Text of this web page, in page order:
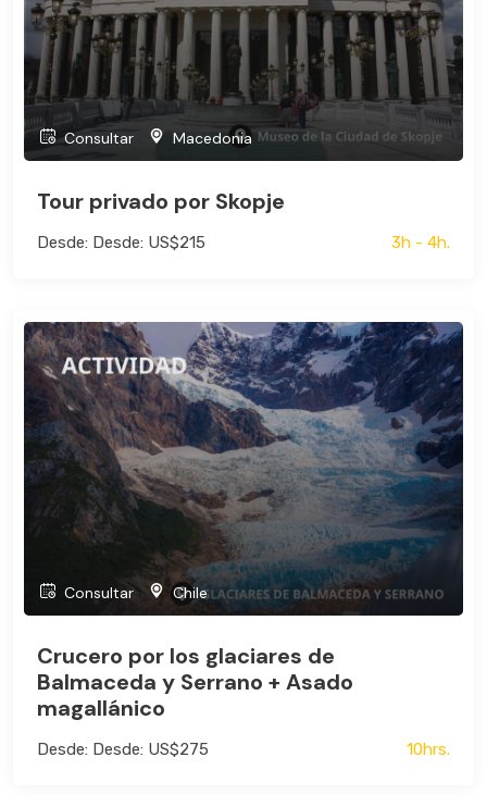
Consultar Macedonia
Tour privado por Skopje
Desde: Desde: US$215 3h - 4h.
Consultar Chile
Crucero por los glaciares de
Balmaceda y Serrano + Asado
magallánico
Desde: Desde: US$275 10hrs.